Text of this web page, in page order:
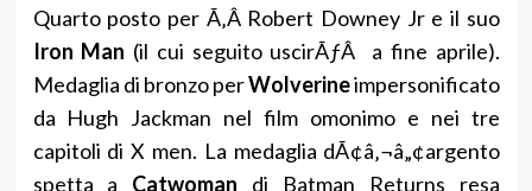
Quarto posto per Ã‚Â Robert Downey Jr e il suo
Iron Man (il cui seguito uscirÃƒÂ a fine aprile).
Medaglia di bronzo perWolverineimpersonificato
da Hugh Jackman nel film omonimo e nei tre
capitoli di X men. La medaglia dÃ¢â‚¬â„¢argento
spetta a Catwoman di Batman Returns resa